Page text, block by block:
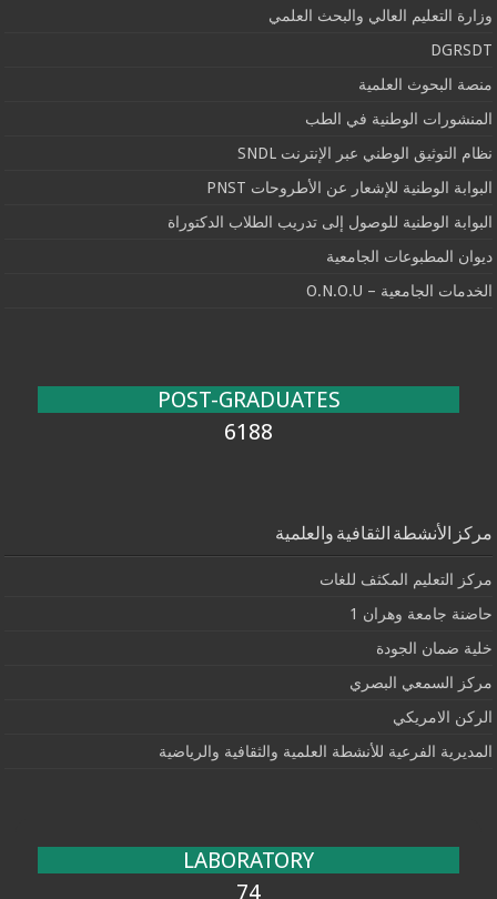
وزارة التعليم العالي والبحث العلمي
DGRSDT
منصة البحوث العلمية
المنشورات الوطنية في الطب
نظام التوثيق الوطني عبر الإنترنت SNDL
البوابة الوطنية للإشعار عن الأطروحات PNST
البوابة الوطنية للوصول إلى تدريب الطلاب الدكتوراة
ديوان المطبوعات الجامعية
الخدمات الجامعية – O.N.O.U
POST-GRADUATES
6188
مركز الأنشطة الثقافية والعلمية
مركز التعليم المكثف للغات
حاضنة جامعة وهران 1
خلية ضمان الجودة
مركز السمعي البصري
الركن الامريكي
المديرية الفرعية للأنشطة العلمية والثقافية والرياضية
LABORATORY
74